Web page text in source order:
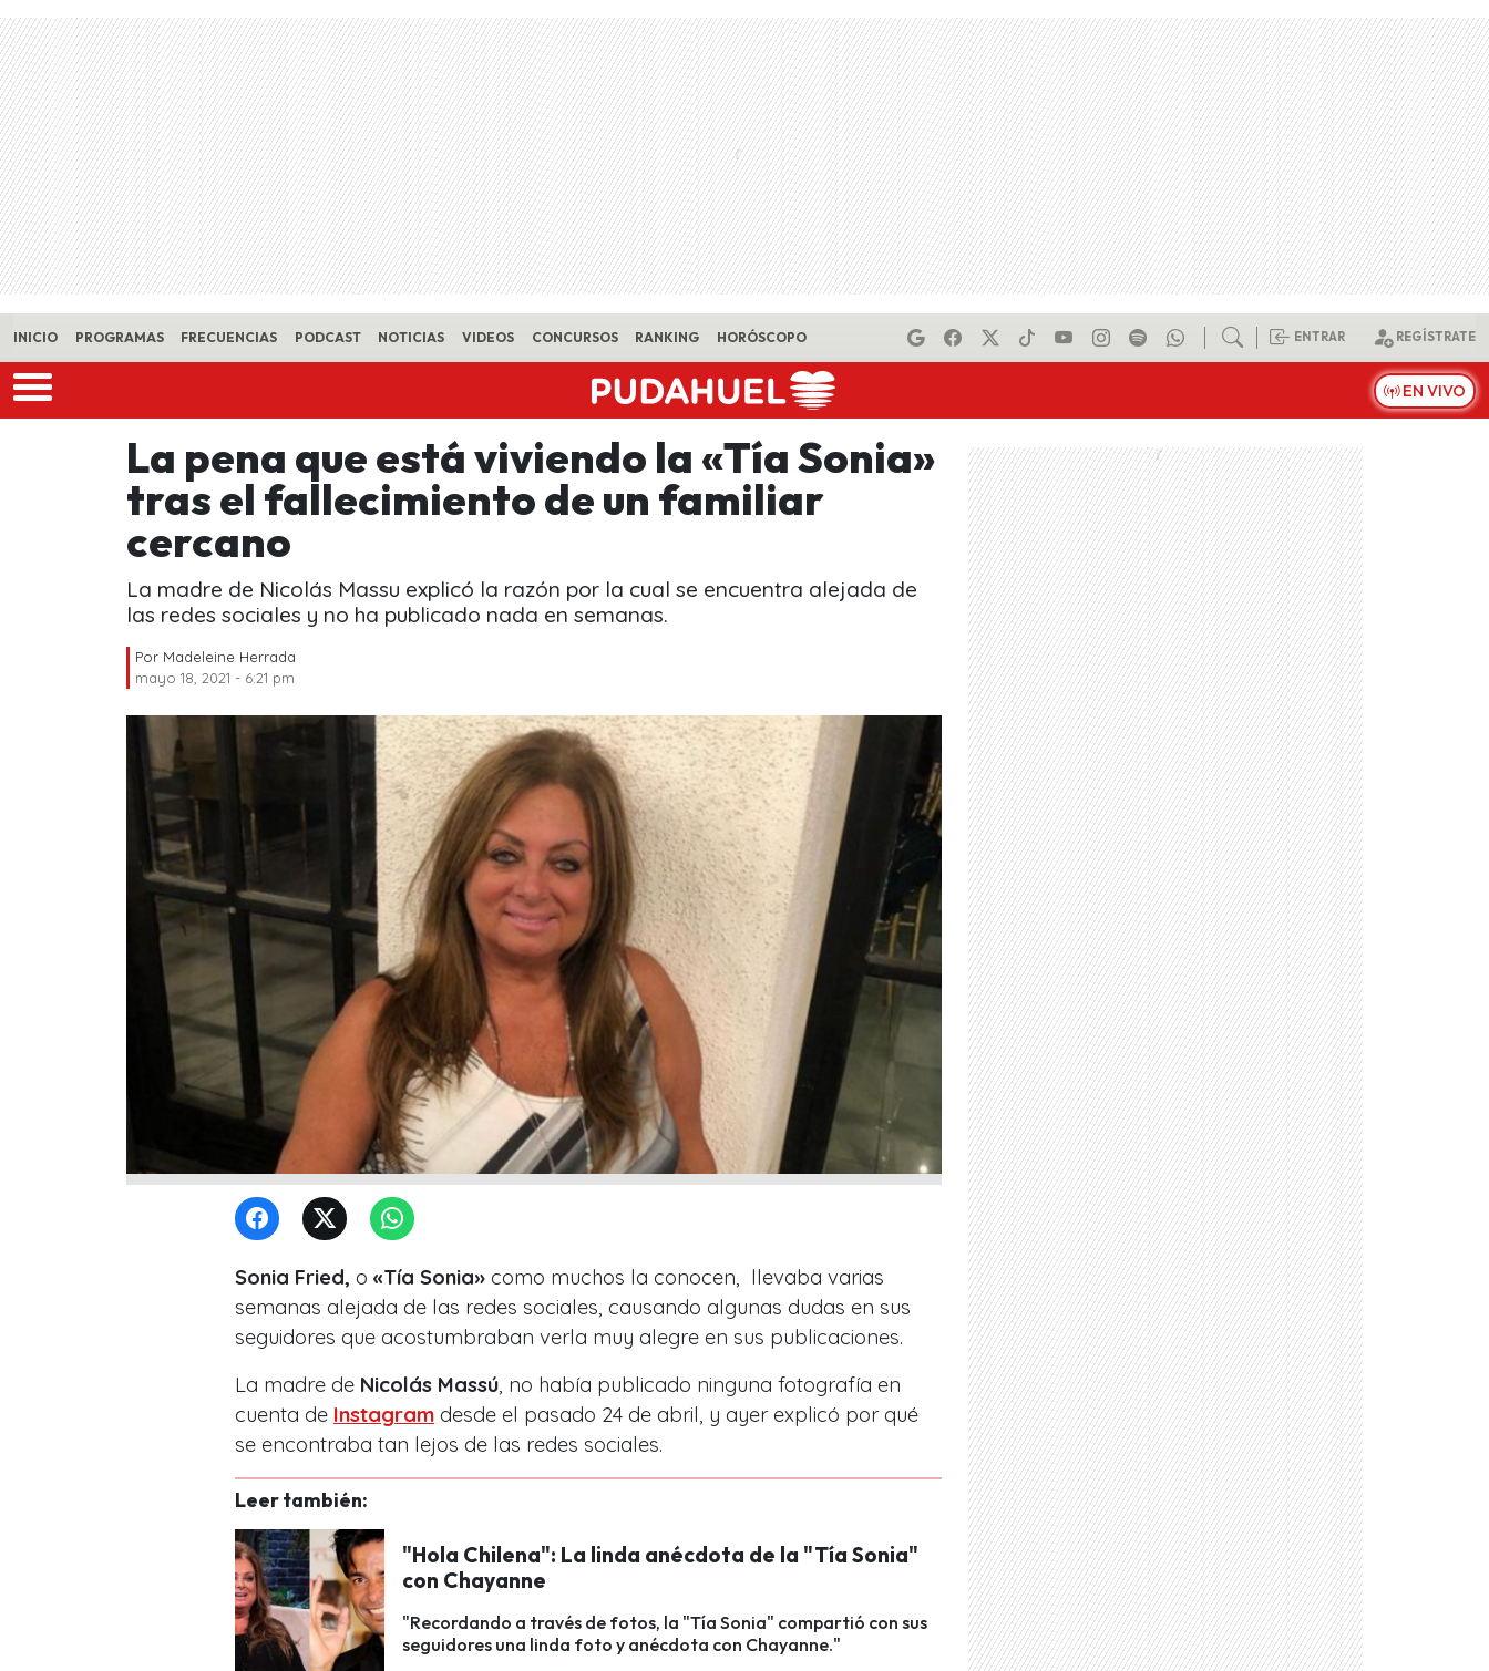
Skip to main content
INICIO PROGRAMAS FRECUENCIAS PODCAST NOTICIAS VIDEOS CONCURSOS RANKING HORÓSCOPO ENTRAR REGÍSTRATE
EN VIVO
La pena que está viviendo la «Tía Sonia»
tras el fallecimiento de un familiar
cercano
La madre de Nicolás Massu explicó la razón por la cual se encuentra alejada de
las redes sociales y no ha publicado nada en semanas.
Por Madeleine Herrada
mayo 18, 2021 - 6:21 pm
Sonia Fried, o «Tía Sonia» como muchos la conocen, llevaba varias
semanas alejada de las redes sociales, causando algunas dudas en sus
seguidores que acostumbraban verla muy alegre en sus publicaciones.
La madre de Nicolás Massú , no había publicado ninguna fotografía en
cuenta de Instagram desde el pasado 24 de abril, y ayer explicó por qué
se encontraba tan lejos de las redes sociales.
Leer también:
"Hola Chilena": La linda anécdota de la "Tía Sonia"
con Chayanne
"Recordando a través de fotos, la "Tía Sonia" compartió con sus
seguidores una linda foto y anécdota con Chayanne."